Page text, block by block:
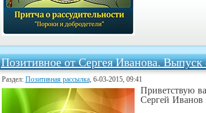
Позитивное от Сергея Иванова. Выпуск
Раздел: Позитивная рассылка, 6-03-2015, 09:41
Приветствую
Сергей Иванов